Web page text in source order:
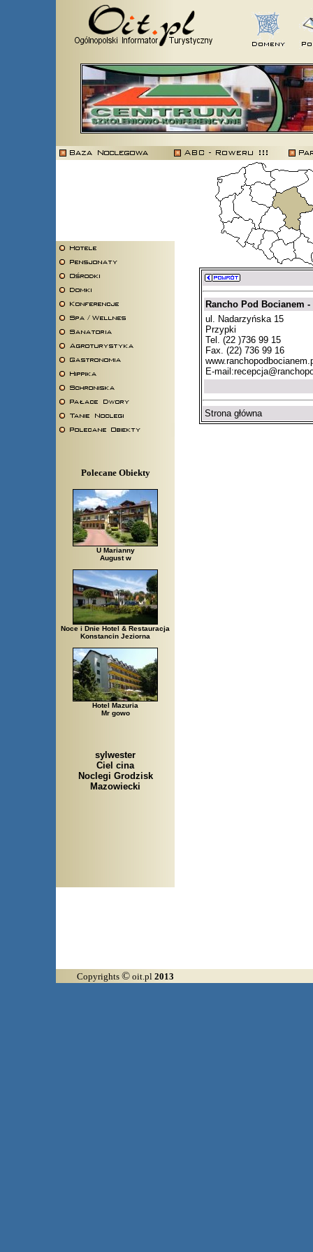
Polecane Obiekty
U Marianny
August w
Noce i Dnie Hotel & Restauracja
Konstancin Jeziorna
Hotel Mazuria
Mr gowo
sylwester
Ciel cina
Noclegi Grodzisk
Mazowiecki
Rancho Pod Bocianem
ul. Nadarzyńska 15
Przypki
Tel. (22 )736 99 15
Fax. (22) 736 99 16
E-mail:
Strona główna
Copyrights © oit.pl 2013